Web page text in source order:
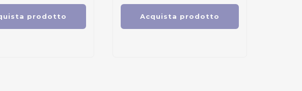
prodotto Acquista prodotto